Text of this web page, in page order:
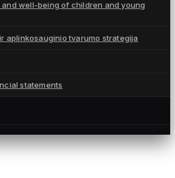
well-being of children and young
aplinkosauginio tvarumo strategija
statements